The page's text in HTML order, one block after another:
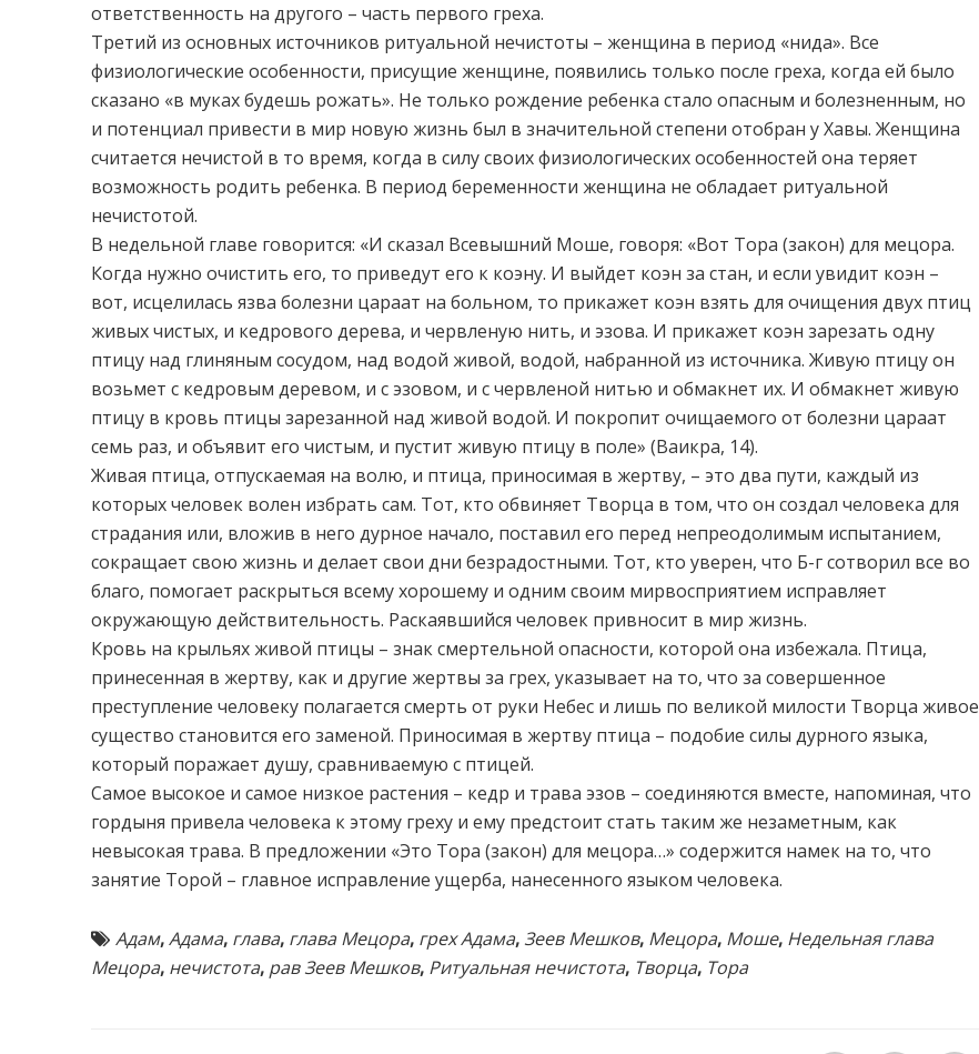
ответственность на другого – часть первого греха.
Третий из основных источников ритуальной нечистоты – женщина в период «нида». Все
физиологические особенности, присущие женщине, появились только после греха, когда ей было
сказано «в муках будешь рожать». Не только рождение ребенка стало опасным и болезненным, но
и потенциал привести в мир новую жизнь был в значительной степени отобран у Хавы. Женщина
считается нечистой в то время, когда в силу своих физиологических особенностей она теряет
возможность родить ребенка. В период беременности женщина не обладает ритуальной
нечистотой.
В недельной главе говорится: «И сказал Всевышний Моше, говоря: «Вот Тора (закон) для мецора.
Когда нужно очистить его, то приведут его к коэну. И выйдет коэн за стан, и если увидит коэн –
вот, исцелилась язва болезни цараат на больном, то прикажет коэн взять для очищения двух птиц
живых чистых, и кедрового дерева, и червленую нить, и эзова. И прикажет коэн зарезать одну
птицу над глиняным сосудом, над водой живой, водой, набранной из источника. Живую птицу он
возьмет с кедровым деревом, и с эзовом, и с червленой нитью и обмакнет их. И обмакнет живую
птицу в кровь птицы зарезанной над живой водой. И покропит очищаемого от болезни цараат
семь раз, и объявит его чистым, и пустит живую птицу в поле» (Ваикра, 14).
Живая птица, отпускаемая на волю, и птица, приносимая в жертву, – это два пути, каждый из
которых человек волен избрать сам. Тот, кто обвиняет Творца в том, что он создал человека для
страдания или, вложив в него дурное начало, поставил его перед непреодолимым испытанием,
сокращает свою жизнь и делает свои дни безрадостными. Тот, кто уверен, что Б-г сотворил все во
благо, помогает раскрыться всему хорошему и одним своим мирвосприятием исправляет
окружающую действительность. Раскаявшийся человек привносит в мир жизнь.
Кровь на крыльях живой птицы – знак смертельной опасности, которой она избежала. Птица,
принесенная в жертву, как и другие жертвы за грех, указывает на то, что за совершенное
преступление человеку полагается смерть от руки Небес и лишь по великой милости Творца живое
существо становится его заменой. Приносимая в жертву птица – подобие силы дурного языка,
который поражает душу, сравниваемую с птицей.
Самое высокое и самое низкое растения – кедр и трава эзов – соединяются вместе, напоминая, что
гордыня привела человека к этому греху и ему предстоит стать таким же незаметным, как
невысокая трава. В предложении «Это Тора (закон) для мецора…» содержится намек на то, что
занятие Торой – главное исправление ущерба, нанесенного языком человека.
Адам,Адама, глава, глава Мецора, грех Адама, Зеев Мешков, Мецора, Моше, Недельная глава
Мецора, нечистота, рав Зеев Мешков, Ритуальная нечистота, Творца, Тора